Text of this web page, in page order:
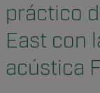
práctico
East con
acústica